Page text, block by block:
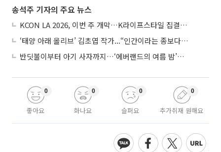
송석주 기자의 주요 뉴스
KCON LA 2026, 이번 주 개막…K라이프스타일 집결한 글로벌 문화산업 무대
‘태양 아래 올리브’ 김초엽 작가...“인간이라는 종보다 설명하기 어려운 한 사람을 쓰고 싶었다”
반딧불이부터 아기 사자까지…‘에버랜드의 여름 밤’이 기다려지는 이유
좋아요
0
화나요
0
슬퍼요
0
추가취재 원해요
0